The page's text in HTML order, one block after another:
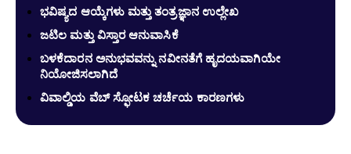
ಭವಿಷ್ಯದ ಆಯ್ಕೆಗಳು ಮತ್ತು ತಂತ್ರಜ್ಞಾನ ಉಲ್ಲೇಖ
ಜಟಿಲ ಮತ್ತು ವಿಸ್ತಾರ ಆನುವಾಸಿಕೆ
ಬಳಕೆದಾರನ ಅನುಭವವನ್ನು ನವೀನತೆಗೆ ಹೃದಯವಾಗಿಯೇ
ನಿಯೋಜಿಸಲಾಗಿದೆ
ವಿವಾಲ್ಡಿಯ ವೆಬ್ ಸ್ಫೋಟಕ ಚರ್ಚೆಯ ಕಾರಣಗಳು